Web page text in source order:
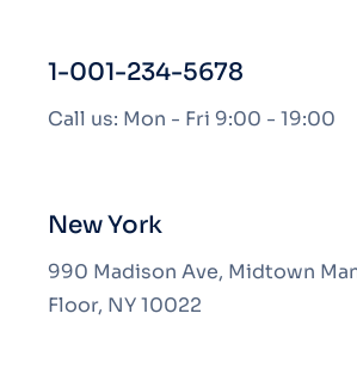
1-001-234-5678
Call us: Mon - Fri 9:00 - 19:00
New York
990 Madison Ave, Midtown
Floor, NY 10022